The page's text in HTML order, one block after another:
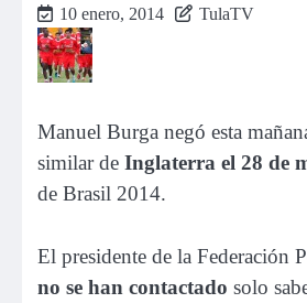
10 enero, 2014 TulaTV
Manuel Burga negó esta
similar de Inglaterra el 28 de
de Brasil 2014.
El presidente de la Federación
no se han contactado solo